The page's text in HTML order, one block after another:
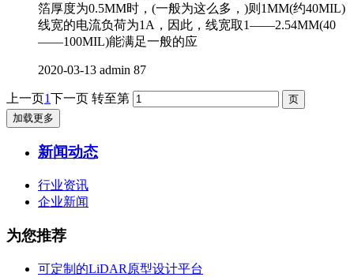
箔厚度为0.5MM时，(一般为这么多，)则1MM(约40MIL)
线宽的电流负荷为1A，因此，线宽取1——2.54MM(40
——100MIL)能满足一般的应
2020-03-13 admin 87
上一页1下一页 转至第
加载更多
新闻动态
行业资讯
企业新闻
为您推荐
可定制的LiDAR原型设计平台